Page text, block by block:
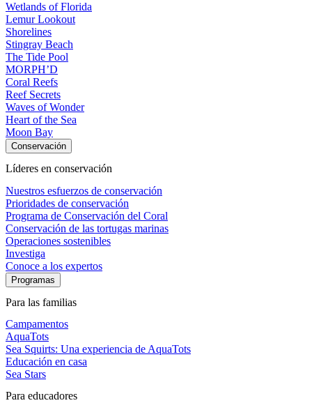
Wetlands of Florida
Lemur Lookout
Shorelines
Stingray Beach
The Tide Pool
MORPH’D
Coral Reefs
Reef Secrets
Waves of Wonder
Heart of the Sea
Moon Bay
Conservación
Líderes en conservación
Nuestros esfuerzos de conservación
Prioridades de conservación
Programa de Conservación del Coral
Conservación de las tortugas marinas
Operaciones sostenibles
Investiga
Conoce a los expertos
Programas
Para las familias
Campamentos
AquaTots
Sea Squirts: Una experiencia de AquaTots
Educación en casa
Sea Stars
Para educadores